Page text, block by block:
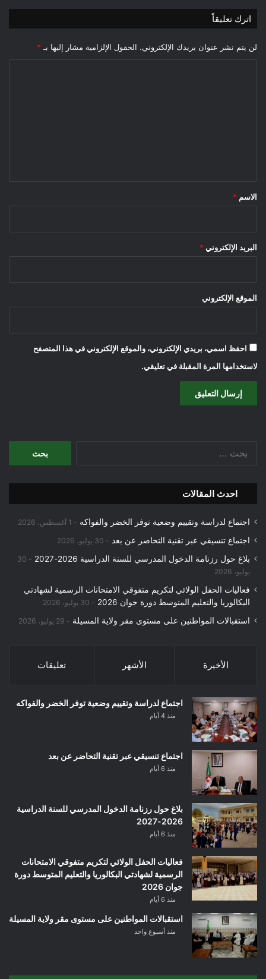
اترك تعليقاً
لن يتم نشر عنوان بريدك الإلكتروني. الحقول الإلزامية مشار إليها بـ *
*
الاسم *
البريد الإلكتروني *
الموقع الإلكتروني
احفظ اسمي، بريدي الإلكتروني، والموقع الإلكتروني في هذا المتصفح
لاستخدامها المرة المقبلة في تعليقي.
احدث المقالات
اجتماع لدراسة وتقييم وضعية توفر الخضر والفواكه 1 أغسطس، 2026
اجتماع تنسيقي عبر تقنية التحاضر عن بعد 30 يوليو، 2026
بلاغ حول رزنامة الدخول المدرسي للسنة الدراسية 2026-2027
30
يوليو، 2026
فعاليات الحفل الولائي لتكريم متفوقي الامتحانات الرسمية لشهادتي
البكالوريا والتعليم المتوسط دورة جوان 2026
30 يوليو، 2026
استقبالات المواطنين على مستوى مقر ولاية المسيلة 29 يوليو، 2026
الأخيرة الأشهر تعليقات
اجتماع لدراسة وتقييم وضعية توفر الخضر والفواكه
منذ 4 أيام
اجتماع تنسيقي عبر تقنية التحاضر عن بعد
منذ 6 أيام
بلاغ حول رزنامة الدخول المدرسي للسنة الدراسية
2026-2027
منذ 6 أيام
فعاليات الحفل الولائي لتكريم متفوقي الامتحانات
الرسمية لشهادتي البكالوريا والتعليم المتوسط دورة
جوان 2026
منذ 6 أيام
استقبالات المواطنين على مستوى مقر ولاية المسيلة
منذ أسبوع واحد